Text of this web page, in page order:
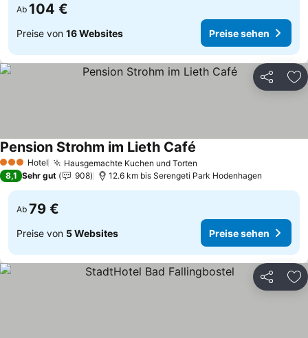
Ab 104 €
Preise von 16 Websites Preise sehen
Teilen
3 SterneHotel Hausgemachte Kuchen und Torten
Pension Strohm im Lieth Café
8,1 Sehr gut 908 12.6 km bis Serengeti Park Hodenhagen
Ab 79 €
Preise von 5 Websites Preise sehen
Teilen